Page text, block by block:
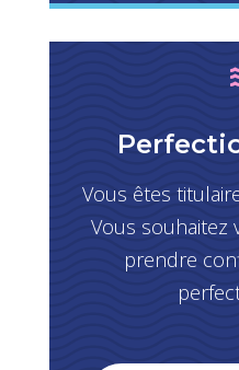
Vous êtes
Vous souhaitez
prendre